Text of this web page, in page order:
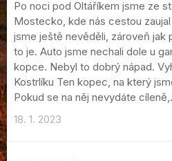
Po noci pod Oltáříkem jsme ze
Mostecko, kde nás cestou
jsme ještě nevěděli, zároveň jak
to je. Auto jsme nechali dole u
kopce. Nebyl to dobrý nápad.
Kostrlíku Ten kopec, na který
Pokud se na něj nevydáte
18. 1. 2023